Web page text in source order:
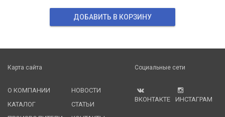
ДОБАВИТЬ В КОРЗИНУ
Карта сайта
О КОМПАНИИ
КАТАЛОГ
НОВОСТИ
СТАТЬИ
Социальные сети
ВКОНТАКТЕ ИНСТАГРАМ